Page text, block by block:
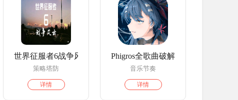
世界征服者6战争风云
策略塔防
详情
Phigros全歌曲破解版
音乐节奏
详情